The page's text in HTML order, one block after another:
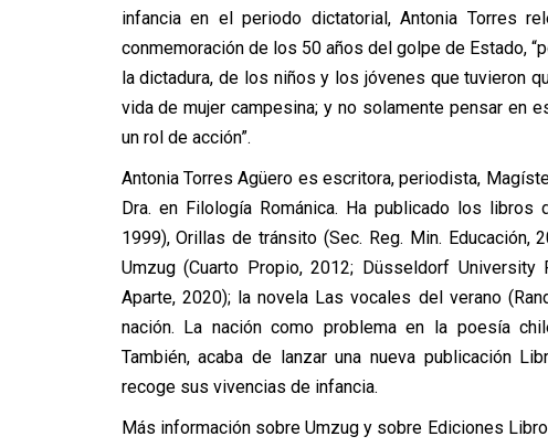
infancia en el periodo dictatorial, Antonia Torres
conmemoración de los 50 años del golpe de Estado,
la dictadura, de los niños y los jóvenes que tuvieron
vida de mujer campesina; y no solamente pensar en
un rol de acción”.
Antonia Torres Agüero es escritora, periodista,
Dra. en Filología Románica. Ha publicado los
1999), Orillas de tránsito (Sec. Reg. Min. Educación,
Umzug (Cuarto Propio, 2012; Düsseldorf
Aparte, 2020); la novela Las vocales del verano
nación. La nación como problema en la poesía
También, acaba de lanzar una nueva publicación
recoge sus vivencias de infancia.
Más información sobre Umzug y sobre Ediciones